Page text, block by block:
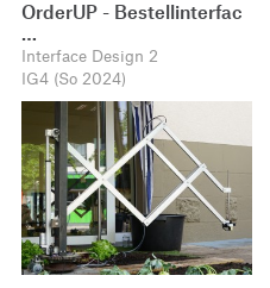
OrderUP - Bestellinterfac
…
Interface Design 2
IG4 (So 2024)